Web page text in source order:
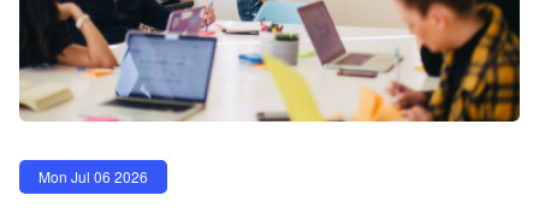
Mon Jul 06 2026